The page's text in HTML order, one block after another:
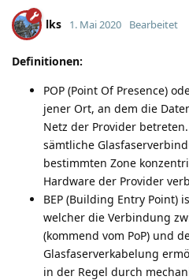
lks 1. Mai 2020 Bearbeitet
Definitionen:
POP (Point Of Presence)
jener Ort, an dem die
Netz der Provider
sämtliche
bestimmten Zone
Hardware der Provider
BEP (Building Entry Point)
welcher die Verbindung
(kommend vom PoP) und
Glasfaserverkabelung
in der Regel durch